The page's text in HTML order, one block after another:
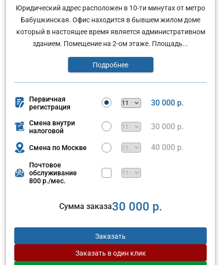
Юридический адрес расположен в 10-ти минутах от метро
Бабушкинская. Офис находится в бывшем жилом доме
который в настоящее время является административном
зданием. Помещение на 2-ом этаже. Площадь...
Подробнее
Первичная
регистрация
30 000 р.
Смена внутри
налоговой
30 000 р.
Смена по Москве 40 000 р.
Почтовое
обслуживание
800 р./мес.
Сумма заказа30 000 р.
Заказать
Заказать в один клик